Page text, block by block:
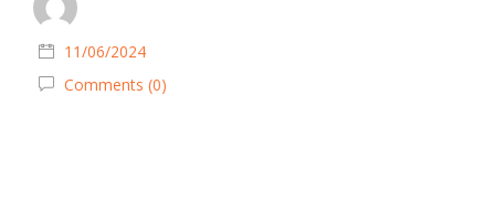
11/06/2024
Comments (0)